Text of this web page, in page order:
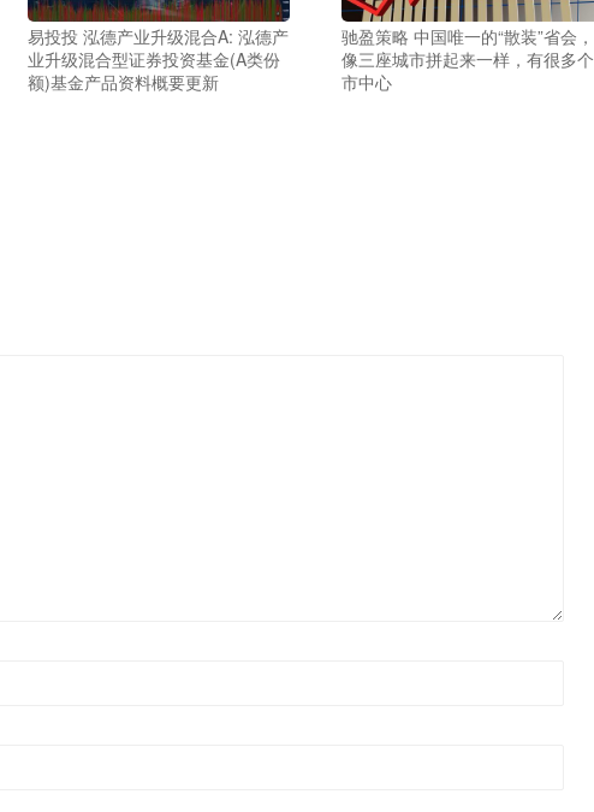
易投投 泓德产业升级混合A: 泓德产
业升级混合型证券投资基金(A类份
额)基金产品资料概要更新
驰盈策略 中国唯一的“散装”省会，
像三座城市拼起来一样，有很多个
市中心